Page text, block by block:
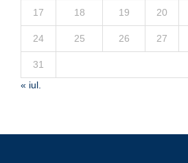
17 18 19 20
24 25 26 27
31
« iul.